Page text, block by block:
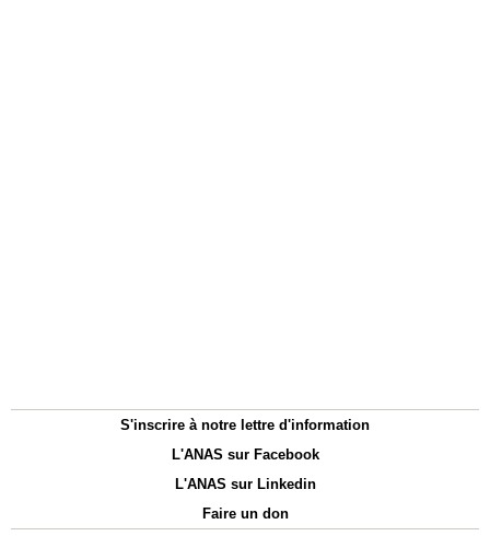
S'inscrire à notre lettre d'information
L'ANAS sur Facebook
L'ANAS sur Linkedin
Faire un don